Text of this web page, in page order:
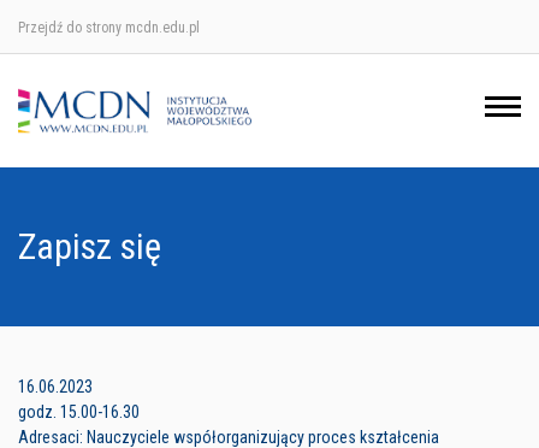
Przejdź do strony mcdn.edu.pl
Zapisz się
16.06.2023
godz. 15.00-16.30
Adresaci: Nauczyciele współorganizujący proces kształcenia
Ośrodek w Krakowie
Ośrodek w Nowym Sączu
Ośrodek w Tarnowie